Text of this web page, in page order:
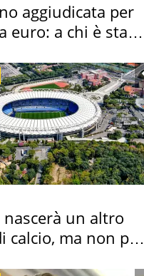
aggiudicata per
euro: a chi è stata
nascerà un altro
calcio, ma non per